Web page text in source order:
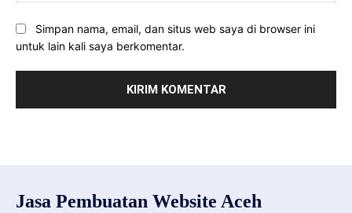
Simpan nama, email, dan situs web saya di browser ini
untuk lain kali saya berkomentar.
Jasa Pembuatan Website Aceh